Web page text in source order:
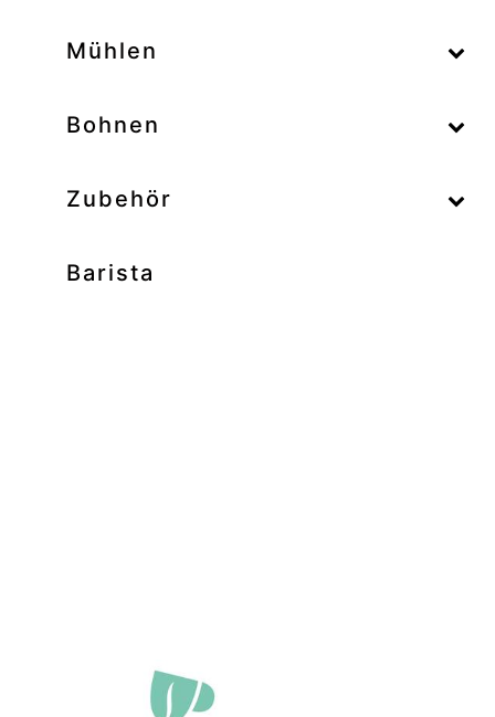
Mühlen
–
Bohnen
–
Zubehör
Barista